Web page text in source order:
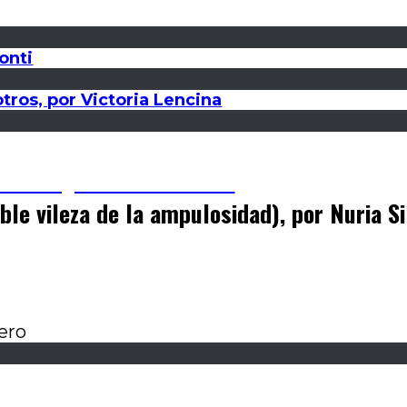
por Victoria Lencina
vileza de la ampulosidad), por Nuria